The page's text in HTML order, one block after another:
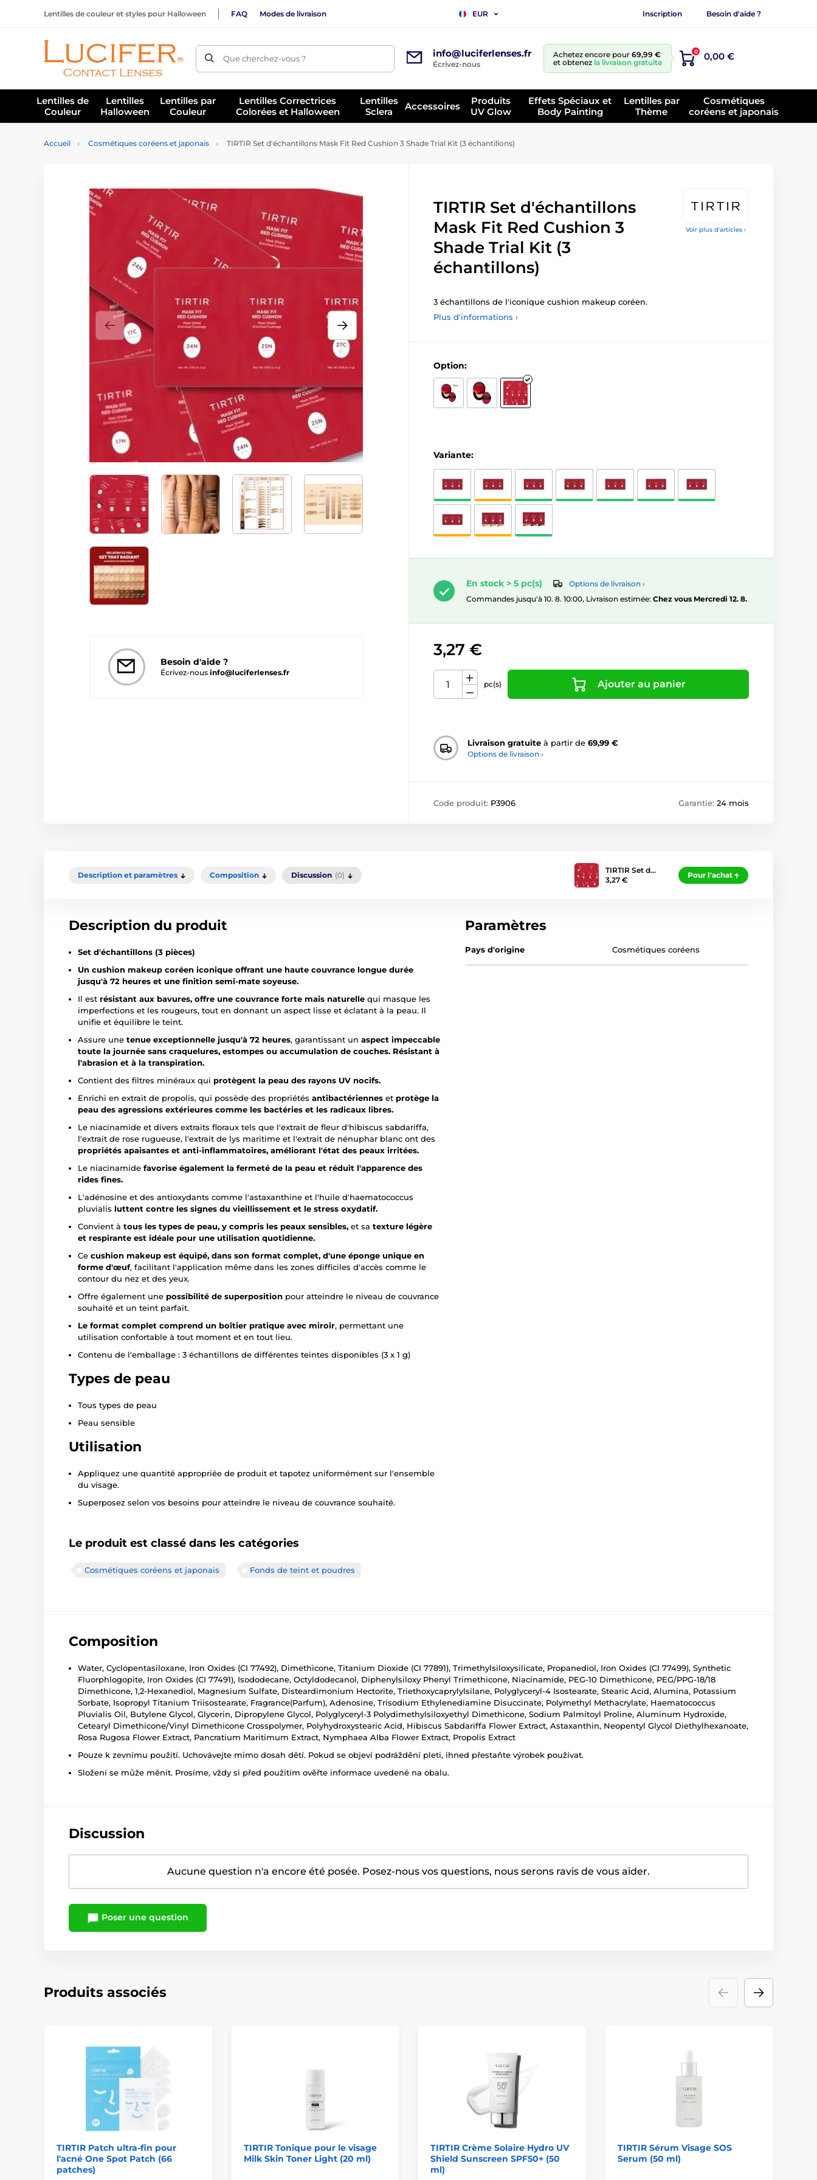
Lentilles de couleur et styles pour Halloween FAQ Modes de livraison EUR Inscription Besoin d'aide ?
Que cherchez-vous ? info@luciferlenses.fr
Écrivez-nous
Achetez encore pour 69,99 €
et obtenez la livraison gratuite
0 0,00 €
Lentilles de
Couleur
Lentilles
Halloween
Lentilles par
Couleur
Lentilles Correctrices
Colorées et Halloween
Lentilles
Sclera
Accessoires
Produits
UV Glow
Effets Spéciaux et
Body Painting
Lentilles par
Thème
Cosmétiques
coréens et japonais
Accueil Cosmétiques coréens et japonais TIRTIR Set d'échantillons Mask Fit Red Cushion 3 Shade Trial Kit (3 échantillons)
Voir plus d'articles ›
Besoin d'aide ?
Écrivez-nous info@luciferlenses.fr
TIRTIR Set d'échantillons
Mask Fit Red Cushion 3
Shade Trial Kit (3
échantillons)
3 échantillons de l'iconique cushion makeup coréen.
Plus d'informations ›
Option:
Variante:
En stock > 5 pc(s)
Options de livraison ›
Commandes jusqu'à 10. 8. 10:00, Livraison estimée: Chez vous Mercredi 12. 8.
3,27 €
pc(s) Ajouter au panier
Livraison gratuite à partir de 69,99 €
Options de livraison ›
Code produit: P3906 Garantie: 24 mois
Description et paramètres Composition Discussion (0)
TIRTIR Set d…
3,27 €
Pour l'achat
Description du produit
Set d'échantillons (3 pièces)
Un cushion makeup coréen iconique offrant une haute couvrance longue durée
jusqu'à 72 heures et une finition semi-mate soyeuse.
Il est résistant aux bavures, offre une couvrance forte mais naturelle qui masque les
imperfections et les rougeurs, tout en donnant un aspect lisse et éclatant à la peau. Il
unifie et équilibre le teint.
Assure une tenue exceptionnelle jusqu'à 72 heures, garantissant un aspect impeccable
toute la journée sans craquelures, estompes ou accumulation de couches. Résistant à
l'abrasion et à la transpiration.
Contient des filtres minéraux qui protègent la peau des rayons UV nocifs.
Enrichi en extrait de propolis, qui possède des propriétés antibactériennes et protège la
peau des agressions extérieures comme les bactéries et les radicaux libres.
Le niacinamide et divers extraits floraux tels que l'extrait de fleur d'hibiscus sabdariffa,
l'extrait de rose rugueuse, l'extrait de lys maritime et l'extrait de nénuphar blanc ont des
propriétés apaisantes et anti-inflammatoires, améliorant l'état des peaux irritées.
Le niacinamide favorise également la fermeté de la peau et réduit l'apparence des
rides fines.
L'adénosine et des antioxydants comme l'astaxanthine et l'huile d'haematococcus
pluvialis luttent contre les signes du vieillissement et le stress oxydatif.
Convient à tous les types de peau, y compris les peaux sensibles, et sa texture légère
et respirante est idéale pour une utilisation quotidienne.
Ce cushion makeup est équipé, dans son format complet, d'une éponge unique en
forme d'œuf, facilitant l'application même dans les zones difficiles d'accès comme le
contour du nez et des yeux.
Offre également une possibilité de superposition pour atteindre le niveau de couvrance
souhaité et un teint parfait.
Le format complet comprend un boîtier pratique avec miroir, permettant une
utilisation confortable à tout moment et en tout lieu.
Contenu de l'emballage : 3 échantillons de différentes teintes disponibles (3 x 1 g)
Types de peau
Tous types de peau
Peau sensible
Utilisation
Appliquez une quantité appropriée de produit et tapotez uniformément sur l'ensemble
du visage.
Superposez selon vos besoins pour atteindre le niveau de couvrance souhaité.
Le produit est classé dans les catégories
Cosmétiques coréens et japonais Fonds de teint et poudres
Paramètres
Pays d'origine Cosmétiques coréens
Composition
Water, Cyclopentasiloxane, Iron Oxides (CI 77492), Dimethicone, Titanium Dioxide (CI 77891), Trimethylsiloxysilicate, Propanediol, Iron Oxides (CI 77499), Synthetic
Fluorphlogopite, Iron Oxides (CI 77491), Isododecane, Octyldodecanol, Diphenylsiloxy Phenyl Trimethicone, Niacinamide, PEG-10 Dimethicone, PEG/PPG-18/18
Dimethicone, 1,2-Hexanediol, Magnesium Sulfate, Disteardimonium Hectorite, Triethoxycaprylylsilane, Polyglyceryl-4 Isostearate, Stearic Acid, Alumina, Potassium
Sorbate, Isopropyl Titanium Triisostearate, Fragrance(Parfum), Adenosine, Trisodium Ethylenediamine Disuccinate, Polymethyl Methacrylate, Haematococcus
Pluvialis Oil, Butylene Glycol, Glycerin, Dipropylene Glycol, Polyglyceryl-3 Polydimethylsiloxyethyl Dimethicone, Sodium Palmitoyl Proline, Aluminum Hydroxide,
Cetearyl Dimethicone/Vinyl Dimethicone Crosspolymer, Polyhydroxystearic Acid, Hibiscus Sabdariffa Flower Extract, Astaxanthin, Neopentyl Glycol Diethylhexanoate,
Rosa Rugosa Flower Extract, Pancratium Maritimum Extract, Nymphaea Alba Flower Extract, Propolis Extract
Pouze k zevnímu použití. Uchovávejte mimo dosah dětí. Pokud se objeví podráždění pleti, ihned přestaňte výrobek používat.
Složení se může měnit. Prosíme, vždy si před použitím ověřte informace uvedené na obalu.
Discussion
Aucune question n'a encore été posée. Posez-nous vos questions, nous serons ravis de vous aider.
Poser une question
Produits associés
TIRTIR Patch ultra-fin pour
l'acné One Spot Patch (66
patches)
TIRTIR Tonique pour le visage
Milk Skin Toner Light (20 ml)
TIRTIR Crème Solaire Hydro UV
Shield Sunscreen SPF50+ (50
ml)
TIRTIR Sérum Visage SOS
Serum (50 ml)